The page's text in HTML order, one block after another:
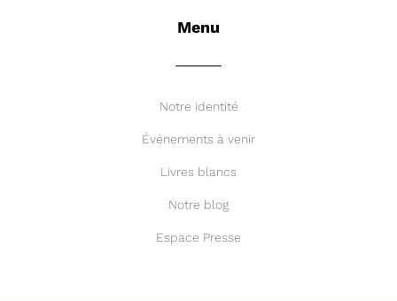
Menu
Notre identité
Événements à venir
Livres blancs
Notre blog
Espace Presse